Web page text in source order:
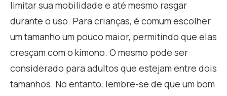
limitar sua mobilidade e até mesmo rasgar
durante o uso. Para crianças, é comum escolher
um tamanho um pouco maior, permitindo que elas
cresçam com o kimono. O mesmo pode ser
considerado para adultos que estejam entre dois
tamanhos. No entanto, lembre-se de que um bom